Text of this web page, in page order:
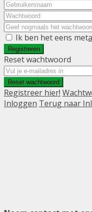
Ik ben het eens met
Registreren
Reset wachtwoord
Reset wachtwoord
Registreer hier!
Inloggen Terug naar